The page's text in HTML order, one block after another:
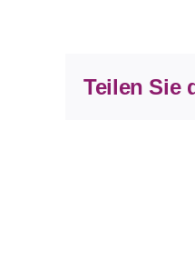
Teilen Sie